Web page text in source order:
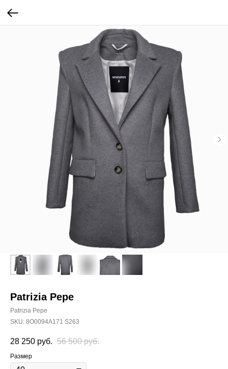
Patrizia Pepe
Patrizia Pepe
SKU: 8O0094A171 S263
28 250 руб. 56 500 руб.
Размер